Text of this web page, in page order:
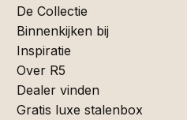
De Collectie
Binnenkijken bij
Inspiratie
Over R5
Dealer vinden
Gratis luxe stalenbox